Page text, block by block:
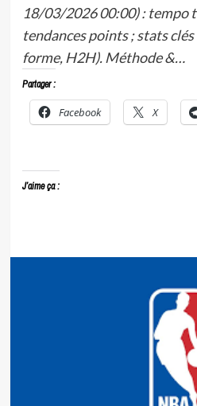
18/03/2026 00:00) : tempo
tendances points ; stats
forme, H2H). Méthode &…
Partager :
Facebook X
J’aime ça :